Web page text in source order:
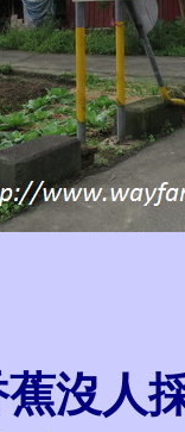
沒人